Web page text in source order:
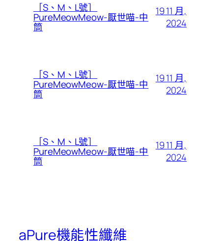
［S、M、L號］
PureMeowMeow-厭世喵-中
筒
19 11 月,
2024
［S、M、L號］
PureMeowMeow-厭世喵-中
筒
19 11 月,
2024
［S、M、L號］
PureMeowMeow-厭世喵-中
筒
19 11 月,
2024
aPure機能性纖維